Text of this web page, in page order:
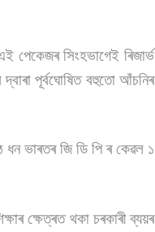
সিংহভাগেই ৰিজাৰ্ভ
পূৰ্বঘোষিত বহুতো আঁচনিৰ
ভাৰতৰ জি ডি পি ৰ কেৱল ১
ক্ষেত্ৰত থকা চৰকাৰী ব্যয়ৰ